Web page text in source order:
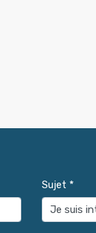
Sujet *